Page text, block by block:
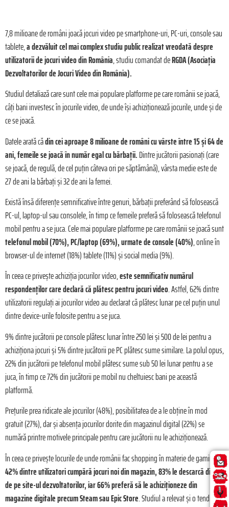
7,8 milioane de români joacă jocuri video pe smartphone-uri, PC-uri, console sau
tablete,a dezvăluit cel mai complex studiu public realizat vreodată despre
utilizatorii de jocuri video din România, studiu comandat deRGDA (Asociația
Dezvoltatorilor de Jocuri Video din România).
Studiul detaliază care sunt cele mai populare platforme pe care românii se joacă,
câți bani investesc în jocurile video, de unde își achiziționează jocurile, unde și de
ce se joacă.
Datele arată cădin cei aproape 8 milioane de români cu vârste între 15 și 64 de
ani, femeile se joacă în număr egal cu bărbații.Dintre jucătorii pasionați (care
se joacă, de regulă, de cel puțin câteva ori pe săptămână), vârsta medie este de
27 de ani la bărbați și 32 de ani la femei.
Există însă diferențe semnificative între genuri, bărbații preferând să folosească
PC-ul, laptop-ul sau consolele, în timp ce femeile preferă să folosească telefonul
mobil pentru a se juca. Cele mai populare platforme pe care românii se joacă sunt
telefonul mobil (70%), PC/laptop (69%), urmate de console (40%), online în
browser-ul de internet (18%) tablete (11%) și social media (9%).
În ceea ce privește achiziția jocurilor video,este semnificativnumărul
respondenților care declară că plătesc pentru jocuri video. Astfel, 62% dintre
utilizatorii regulați ai jocurilor video au declarat că plătesc lunar pe cel puțin unul
dintre device-urile folosite pentru a se juca.
9% dintre jucătorii pe console plătesc lunar între 250 lei și 500 de lei pentru a
achiziționa jocuri și 5% dintre jucătorii pe PC plătesc sume similare. La polul opus,
22% din jucătorii pe telefonul mobil plătesc sume sub 50 lei lunar pentru a se
juca, în timp ce 72% din jucătorii pe mobil nu cheltuiesc bani pe această
platformă.
Prețurile prea ridicate ale jocurilor (48%), posibilitatea de a le obține în mod
gratuit (27%), dar și absența jocurilor dorite din magazinul digital (22%) se
numără printre motivele principale pentru care jucătorii nu le achiziționează.
În ceea ce privește locurile de unde românii fac shopping în materie de gaming,
42% dintre utilizatori cumpără jocuri noi din magazin, 83% le descarcă direct
de pe site-ul dezvoltatorilor, iar 66% preferă să le achiziționeze din
magazine digitale precum Steam sau Epic Store. Studiul a relevat și o tendință